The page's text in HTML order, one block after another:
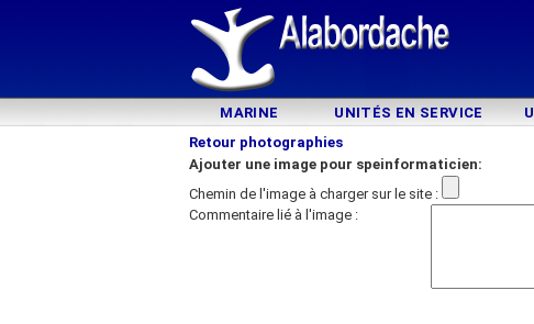
MARINE UNITÉS EN SERVICE
Retour photographies
Ajouter une image pour speinformaticien:
Chemin de l'image à charger sur le site :
Commentaire lié à l'image :